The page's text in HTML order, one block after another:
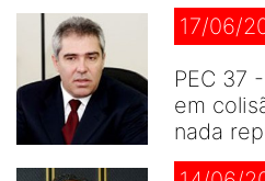
17/06/
PEC 37
em
nada